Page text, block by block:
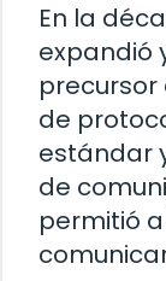
En la
expandió
precursor
de
estándar
de
permitió